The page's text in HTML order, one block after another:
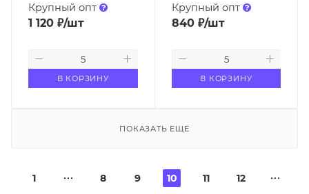
Крупный опт
1 120 ₽/шт
В КОРЗИНУ
Крупный опт
840₽/шт
В КОРЗИНУ
ПОКАЗАТЬ ЕЩЕ
1 8 9 10 11
12